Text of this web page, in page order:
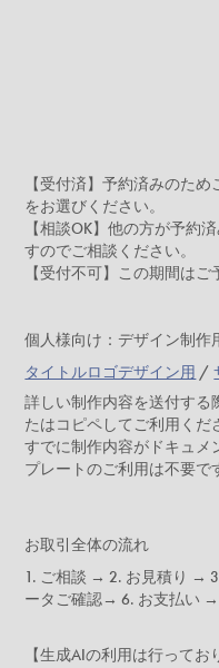
【受付済】予約済みのため
をお選びください。
【相談OK】他の方が予約
すのでご相談ください。
【受付不可】 この期間はご
個人様向け：デザイン制作
タイトルロゴデザイン用 /
詳しい制作内容を送付する
たはコピペしてご利用くだ
すでに制作内容がドキュメ
プレートのご利用は不要で
お取引全体の流れ
1. ご相談 → 2. お見積り →
ータご確認→ 6. お支払い →
【生成AIの利用は行ってお